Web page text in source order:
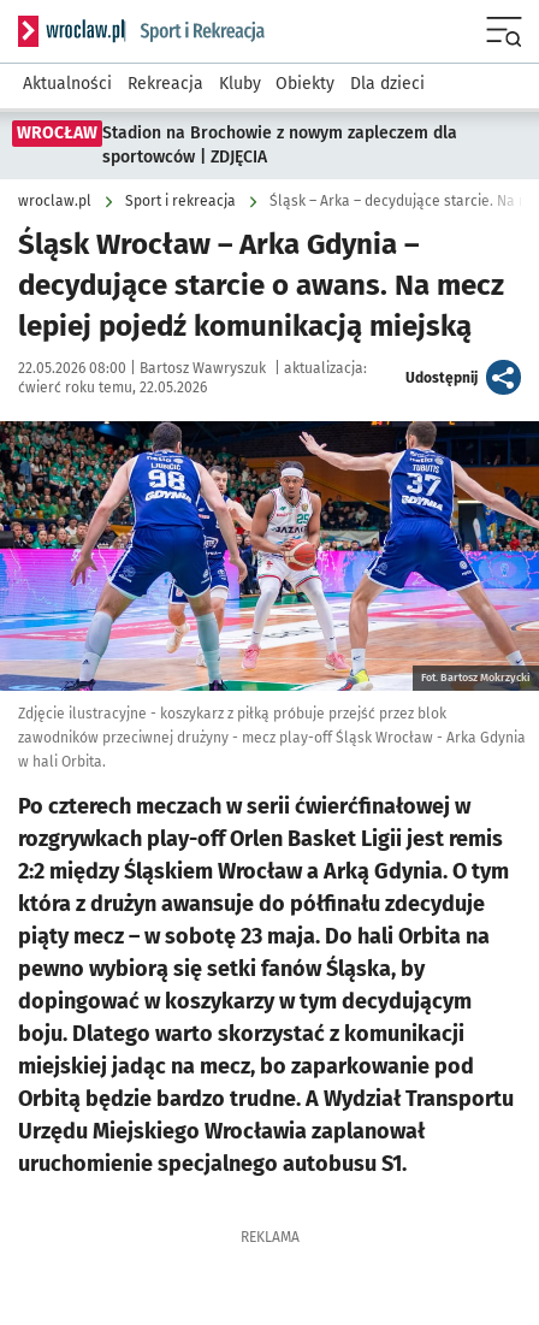
Serwis informacyjny wroclaw.pl podserwis: Sport i rekreacja
Aktualności Rekreacja Kluby Obiekty Dla dzieci
WROCŁAW Stadion na Brochowie z nowym zapleczem dla
sportowców | ZDJĘCIA
wroclaw.pl Sport i rekreacja Śląsk – Arka – decydujące starcie. Na
Śląsk Wrocław – Arka Gdynia –
decydujące starcie o awans. Na mecz
lepiej pojedź komunikacją miejską
Data publikacji:
22.05.2026 08:00 | Autor:
Bartosz Wawryszuk
aktualizacja:
ćwierć roku temu, 22.05.2026
Udostępnijartykuł
Kliknij, aby powiększyć
Fot. Bartosz Mokrzycki
Zdjęcie ilustracyjne - koszykarz z piłką próbuje przejść przez blok
zawodników przeciwnej drużyny - mecz play-off Śląsk Wrocław - Arka Gdynia
w hali Orbita.
Po czterech meczach w serii ćwierćfinałowej w
rozgrywkach play-off Orlen Basket Ligii jest remis
2:2 między Śląskiem Wrocław a Arką Gdynia. O tym
która z drużyn awansuje do półfinału zdecyduje
piąty mecz – w sobotę 23 maja. Do hali Orbita na
pewno wybiorą się setki fanów Śląska, by
dopingować w koszykarzy w tym decydującym
boju. Dlatego warto skorzystać z komunikacji
miejskiej jadąc na mecz, bo zaparkowanie pod
Orbitą będzie bardzo trudne. A Wydział Transportu
Urzędu Miejskiego Wrocławia zaplanował
uruchomienie specjalnego autobusu S1.
REKLAMA